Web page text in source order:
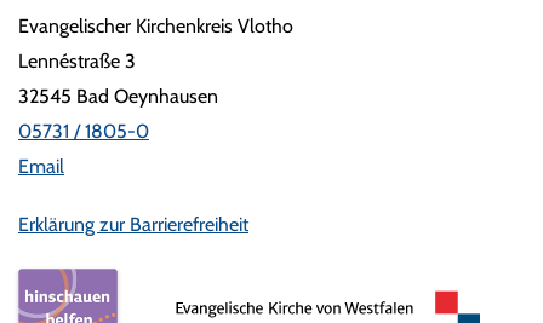
Evangelischer Kirchenkreis Vlotho
Lennéstraße 3
32545 Bad Oeynhausen
05731 / 1805-0
Email
Erklärung zur Barrierefreiheit